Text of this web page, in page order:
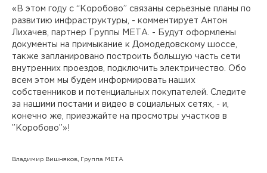
«В этом году с “Коробово” связаны серьезные планы по
развитию инфраструктуры, - комментирует Антон
Лихачев, партнер Группы МЕТА. - Будут оформлены
документы на примыкание к Домодедовскому шоссе,
также запланировано построить большую часть сети
внутренних проездов, подключить электричество. Обо
всем этом мы будем информировать наших
собственников и потенциальных покупателей. Следите
за нашими постами и видео в социальных сетях, - и,
конечно же, приезжайте на просмотры участков в
”Коробово”»!
Владимир Вишняков, Группа МЕТА